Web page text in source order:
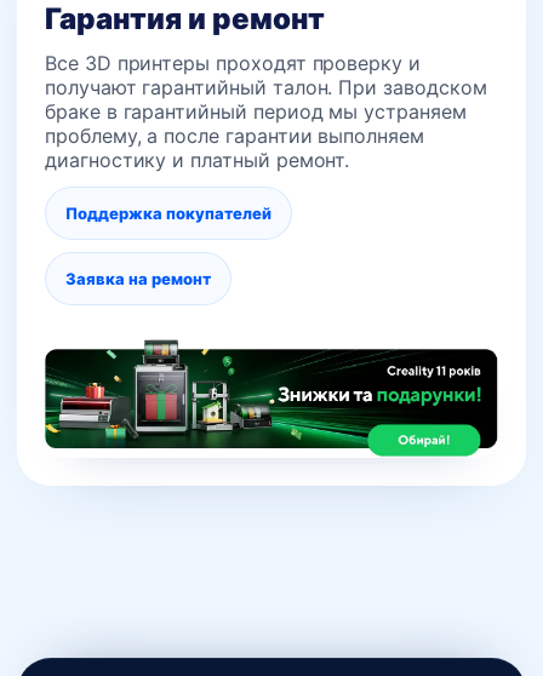
Гарантия и ремонт
Все 3D принтеры проходят проверку и
получают гарантийный талон. При заводском
браке в гарантийный период мы устраняем
проблему, а после гарантии выполняем
диагностику и платный ремонт.
Поддержка покупателей
Заявка на ремонт